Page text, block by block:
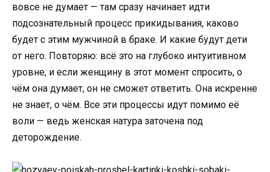
вовсе не думает — там сразу начинает идти
подсознательный процесс прикидывания, каково
будет с этим мужчиной в браке. И какие будут дети
от него. Повторяю: всё это на глубоко интуитивном
уровне, и если женщину в этот момент спросить, о
чём она думает, он не сможет ответить. Она искренне
не знает, о чём. Все эти процессы идут помимо её
воли — ведь женская натура заточена под
деторождение.